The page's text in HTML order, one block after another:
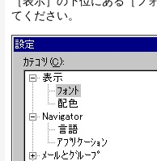
てください。